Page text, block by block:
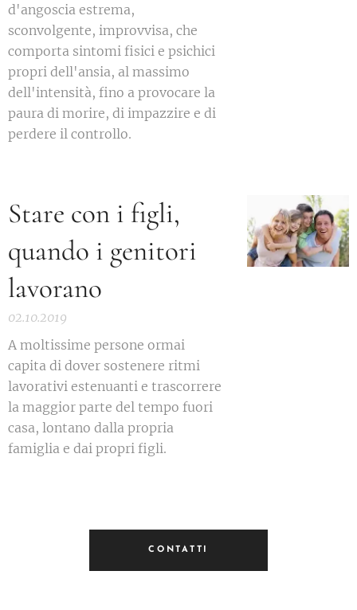
d'angoscia estrema,
sconvolgente, improvvisa, che
comporta sintomi fisici e psichici
propri dell'ansia, al massimo
dell'intensità, fino a provocare la
paura di morire, di impazzire e di
perdere il controllo.
Stare con i figli,
quando i genitori
lavorano
02.10.2019
A moltissime persone ormai
capita di dover sostenere ritmi
lavorativi estenuanti e trascorrere
la maggior parte del tempo fuori
casa, lontano dalla propria
famiglia e dai propri figli.
CONTATTI